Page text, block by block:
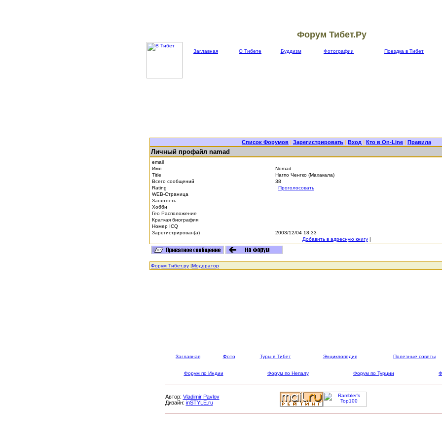
Форум Тибет.Ру
Заглавная О Тибете Буддизм Фотографии Поездка в Тибет
Список Форумов | Зарегистрировать | Вход | Кто в On-Line | Правила
Личный профайл namad
email
Имя
Nomad
Title
Нагпо Ченгко (Махакала)
Всего сообщений
38
Rating
Проголосовать
WEB-Страница
Занятость
Хобби
Гео Расположение
Краткая биография
Номер ICQ
Зарегистрирован(а)
2003/12/04 18:33
Добавить в адресную книгу|
Форум Тибет.ру |Модератор
Заглавная Фото Туры в Тибет Энциклопедия Полезные советы
Форум по Индии Форум по Непалу Форум по Турции
Автор: Vladimir Pavlov
Дизайн: inSTYLE.ru